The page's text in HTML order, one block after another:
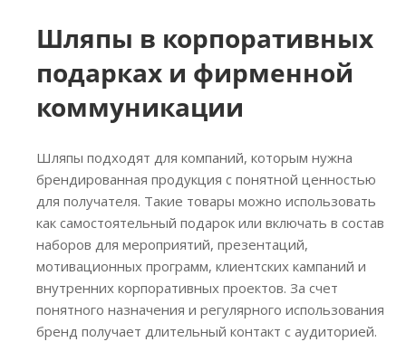
Шляпы в корпоративных
подарках и фирменной
коммуникации
Шляпы подходят для компаний, которым нужна
брендированная продукция с понятной ценностью
для получателя. Такие товары можно использовать
как самостоятельный подарок или включать в состав
наборов для мероприятий, презентаций,
мотивационных программ, клиентских кампаний и
внутренних корпоративных проектов. За счет
понятного назначения и регулярного использования
бренд получает длительный контакт с аудиторией.